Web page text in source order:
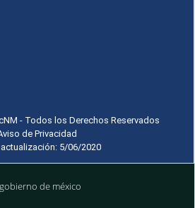
- Todos los Derechos Reservados
de Privacidad
5/06/2020